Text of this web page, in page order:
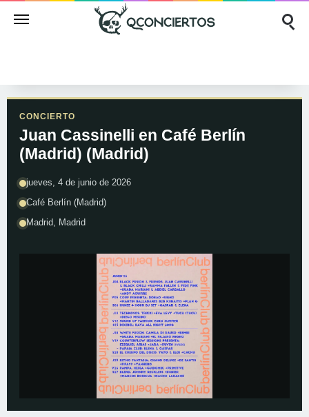
CONCIERTO
Juan Cassinelli en Café Berlín
(Madrid) (Madrid)
jueves, 4 de junio de 2026
Café Berlín (Madrid)
Madrid, Madrid